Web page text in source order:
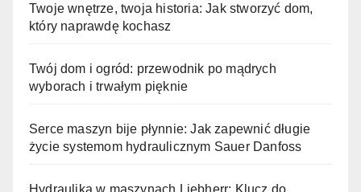
Twoje wnętrze, twoja historia: Jak stworzyć dom,
który naprawdę kochasz
Twój dom i ogród: przewodnik po mądrych
wyborach i trwałym pięknie
Serce maszyn bije płynnie: Jak zapewnić długie
życie systemom hydraulicznym Sauer Danfoss
Hydraulika w maszynach Liebherr: Klucz do